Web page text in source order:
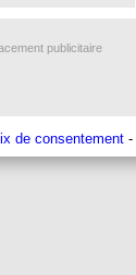
publicitaire
de consentement -